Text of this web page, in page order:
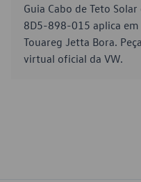
Guia Cabo de Teto
8D5-898-015 aplica
Touareg Jetta Bora.
virtual oficial da VW.